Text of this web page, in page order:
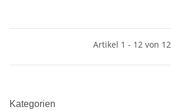
Artikel 1 - 12 von 12
Kategorien